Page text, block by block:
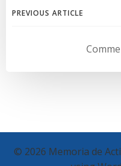
entradas
PREVIOUS ARTICLE
© 2026 Memoria de